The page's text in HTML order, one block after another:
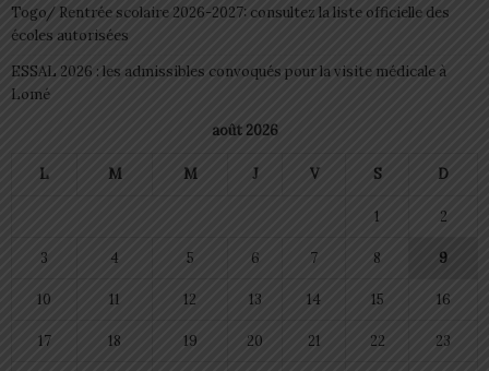
Togo/ Rentrée scolaire 2026-2027: consultez la liste officielle des
écoles autorisées
ESSAL 2026 : les admissibles convoqués pour la visite médicale à
Lomé
août 2026
L M M J V S D
1 2
3 4 5 6 7 8 9
10 11 12 13 14 15 16
17 18 19 20 21 22 23